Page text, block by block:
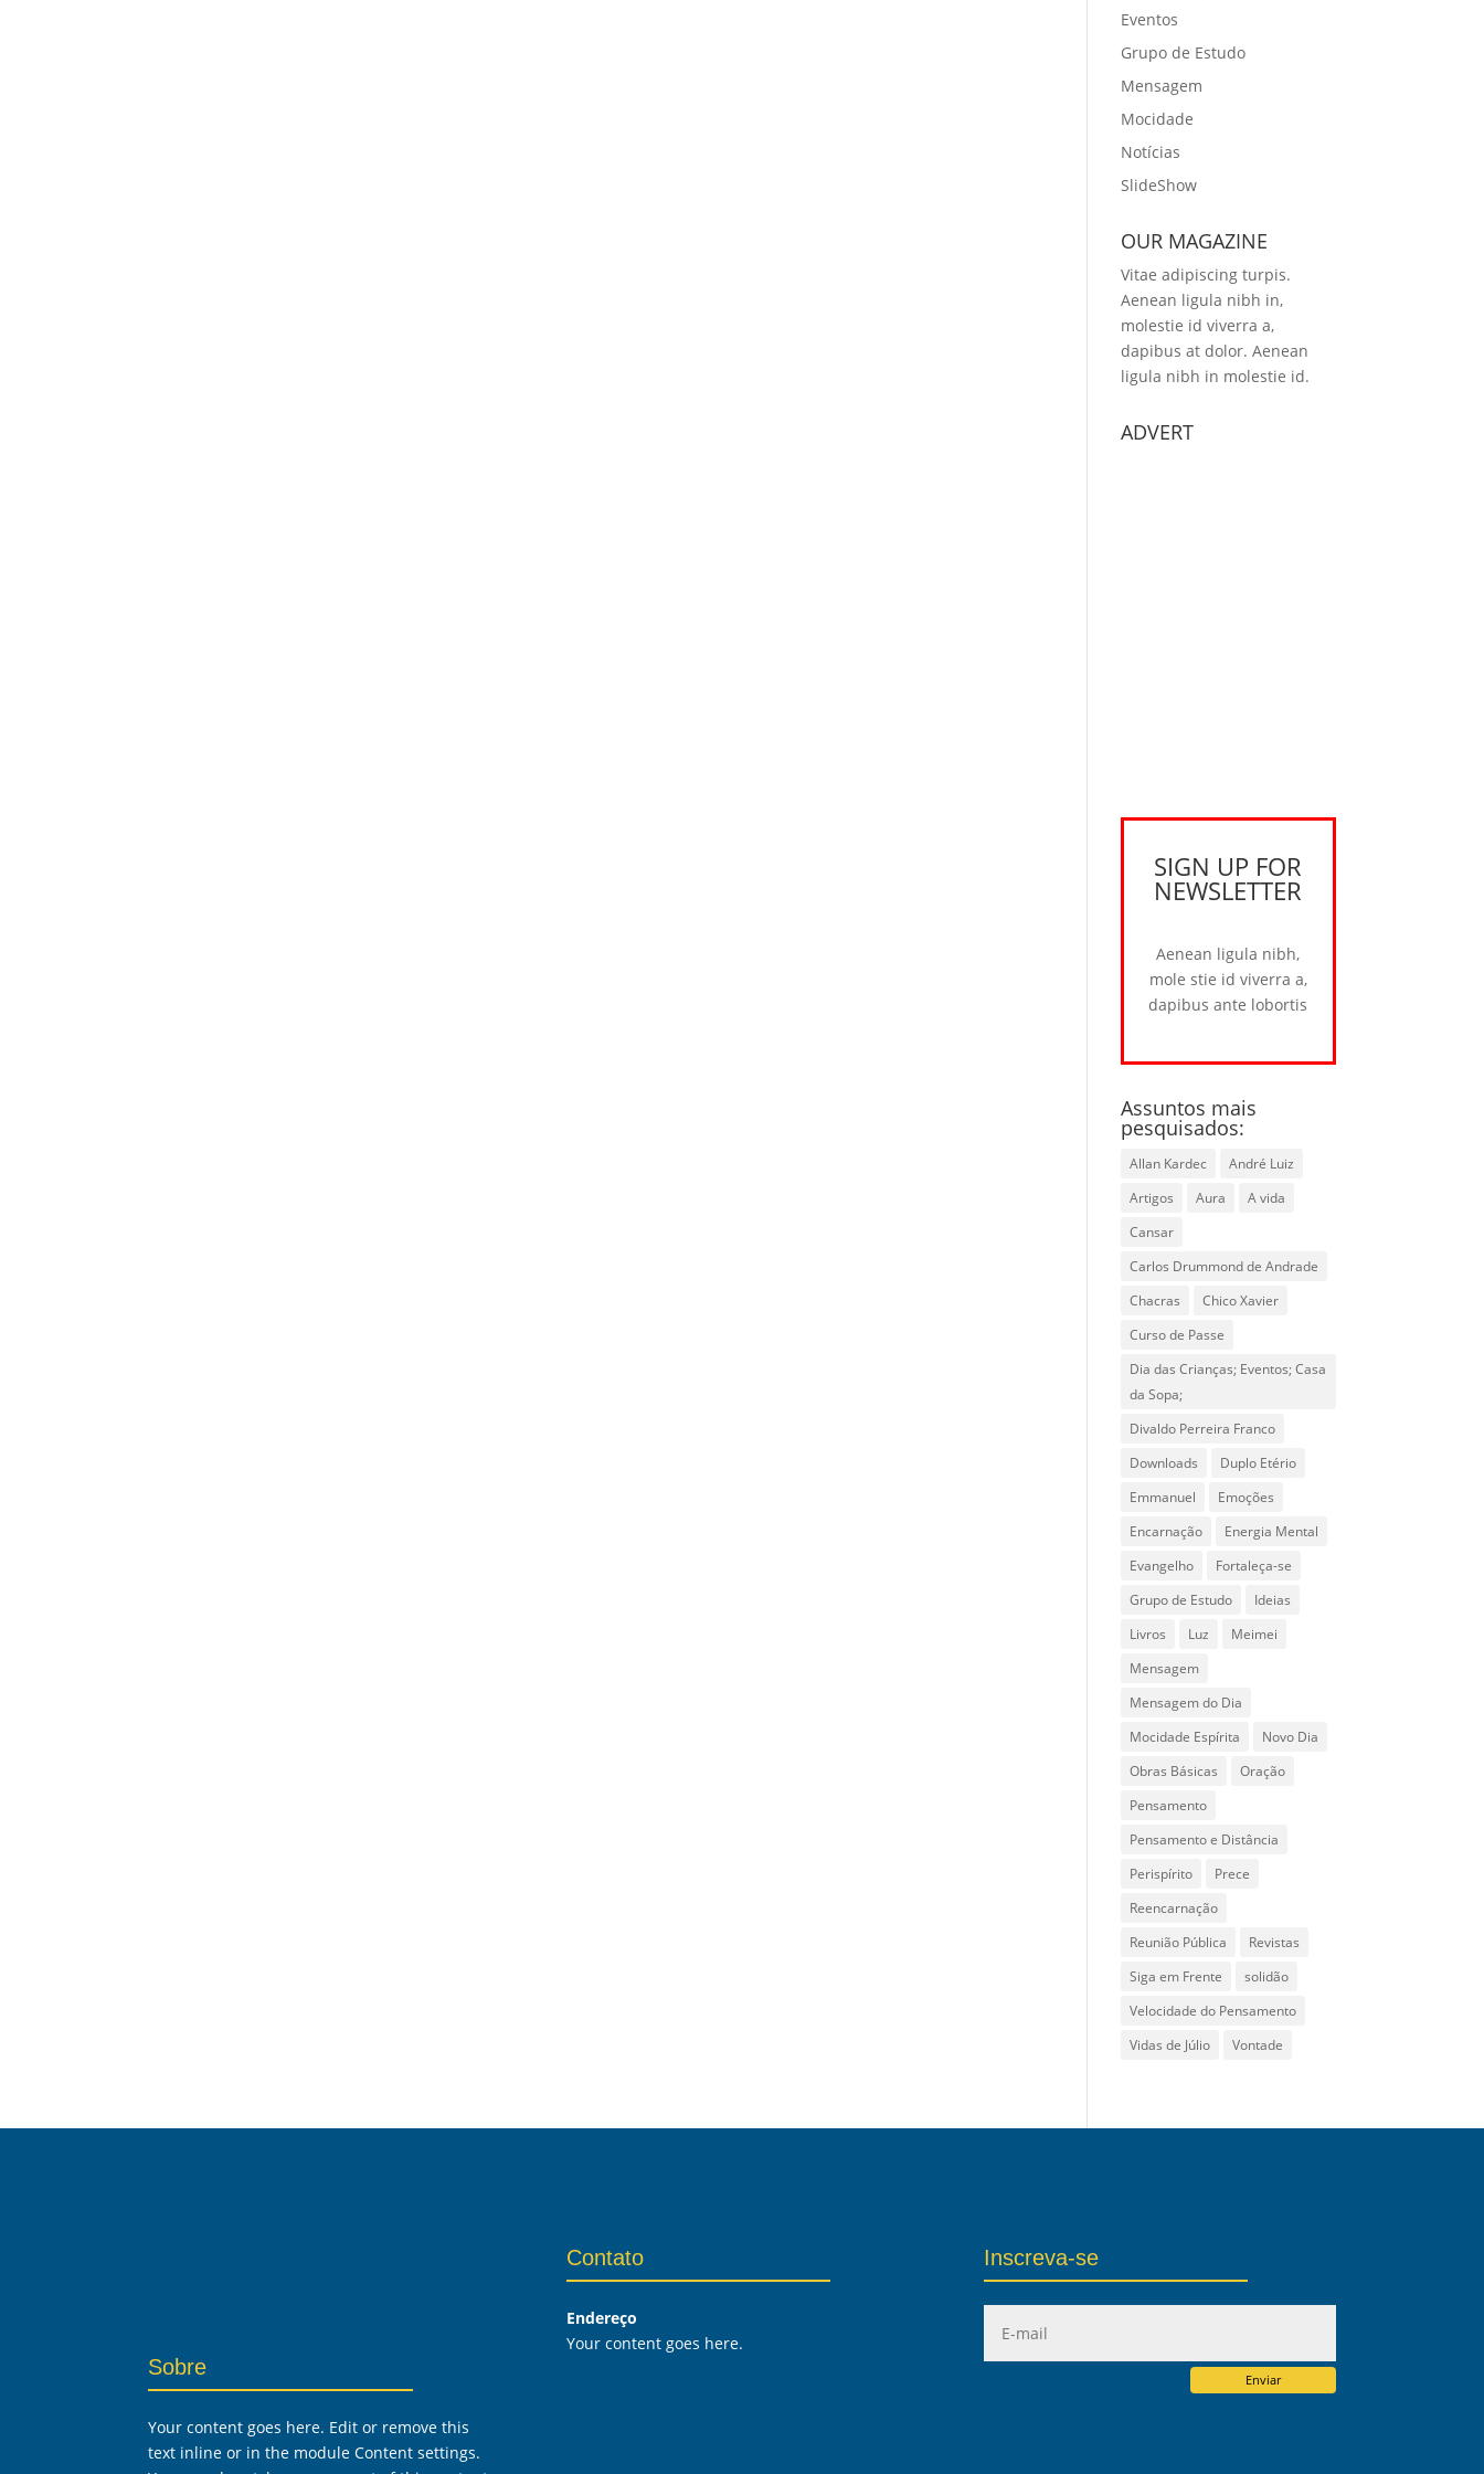
Eventos
Grupo de Estudo
Mensagem
Mocidade
Notícias
SlideShow
OUR MAGAZINE
Vitae adipiscing turpis.
Aenean ligula nibh in,
molestie id viverra a,
dapibus at dolor. Aenean
ligula nibh in molestie id.
ADVERT
SIGN UP FOR
NEWSLETTER
Aenean ligula nibh,
mole stie id viverra a,
dapibus ante lobortis
Assuntos mais
pesquisados:
Allan Kardec
André Luiz
Artigos
Aura
A vida
Cansar
Carlos Drummond de Andrade
Chacras
Chico Xavier
Curso de Passe
Dia das Crianças; Eventos; Casa
da Sopa;
Divaldo Perreira Franco
Downloads
Duplo Etério
Emmanuel
Emoções
Encarnação
Energia Mental
Evangelho
Fortaleça-se
Grupo de Estudo
Ideias
Livros
Luz
Meimei
Mensagem
Mensagem do Dia
Mocidade Espírita
Novo Dia
Obras Básicas
Oração
Pensamento
Pensamento e Distância
Perispírito
Prece
Reencarnação
Reunião Pública
Revistas
Siga em Frente
solidão
Velocidade do Pensamento
Vidas de Júlio
Vontade
Sobre
Your content goes here. Edit or remove this
text inline or in the module Content settings.
Contato
Endereço
Your content goes here.
Inscreva-se
Enviar